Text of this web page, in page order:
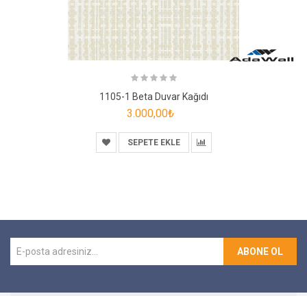
1105-1 Beta Duvar Kağıdı
3.000,00₺
SEPETE EKLE
ABONE OL